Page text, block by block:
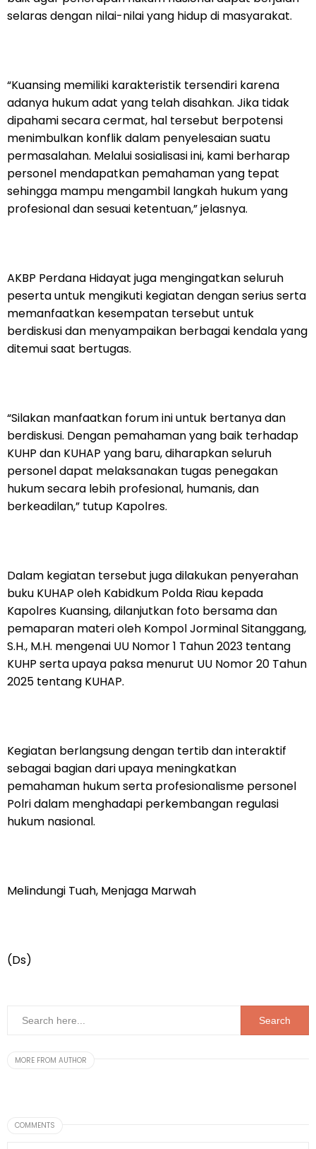
selaras dengan nilai-nilai yang hidup di masyarakat.
“Kuansing memiliki karakteristik tersendiri karena
adanya hukum adat yang telah disahkan. Jika tidak
dipahami secara cermat, hal tersebut berpotensi
menimbulkan konflik dalam penyelesaian suatu
permasalahan. Melalui sosialisasi ini, kami berharap
personel mendapatkan pemahaman yang tepat
sehingga mampu mengambil langkah hukum yang
profesional dan sesuai ketentuan,” jelasnya.
AKBP Perdana Hidayat juga mengingatkan seluruh
peserta untuk mengikuti kegiatan dengan serius serta
memanfaatkan kesempatan tersebut untuk
berdiskusi dan menyampaikan berbagai kendala yang
ditemui saat bertugas.
“Silakan manfaatkan forum ini untuk bertanya dan
berdiskusi. Dengan pemahaman yang baik terhadap
KUHP dan KUHAP yang baru, diharapkan seluruh
personel dapat melaksanakan tugas penegakan
hukum secara lebih profesional, humanis, dan
berkeadilan,” tutup Kapolres.
Dalam kegiatan tersebut juga dilakukan penyerahan
buku KUHAP oleh Kabidkum Polda Riau kepada
Kapolres Kuansing, dilanjutkan foto bersama dan
pemaparan materi oleh Kompol Jorminal Sitanggang,
S.H., M.H. mengenai UU Nomor 1 Tahun 2023 tentang
KUHP serta upaya paksa menurut UU Nomor 20 Tahun
2025 tentang KUHAP.
Kegiatan berlangsung dengan tertib dan interaktif
sebagai bagian dari upaya meningkatkan
pemahaman hukum serta profesionalisme personel
Polri dalam menghadapi perkembangan regulasi
hukum nasional.
Melindungi Tuah, Menjaga Marwah
(Ds)
MORE FROM AUTHOR
COMMENTS